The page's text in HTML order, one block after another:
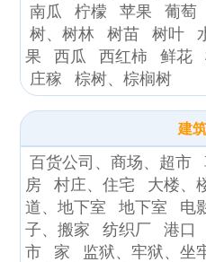
南瓜
柠檬 苹果 葡萄
树、树林
树苗 树叶
果
西瓜 西红柿 鲜花
庄稼
棕树、棕榈树
建
百货公司、商场、超市
房
村庄、住宅 大楼、
道、地下室
地下室 电
子、搬家
纺织厂 港口
市
家 监狱、牢狱、坐